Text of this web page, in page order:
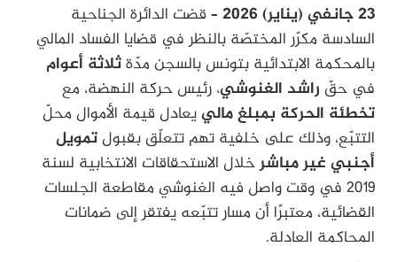
23 جانفي (يناير) 2026 –
قضت الدائرة الجناحية
السادسة مكرّر المختصّة بالنظر في قضايا الفساد المالي
بالمحكمة الابتدائية بتونس بالسجن مدّةثلاثة أعوام
في حقّ راشد الغنوشي، رئيس حركة النهضة، مع
تخطئة الحركة بمبلغ مالييعادل قيمة الأموال محلّ
التتبّع، وذلك على خلفية تهم تتعلّق بقبولتمويل
أجنبي غير مباشرخلال الاستحقاقات الانتخابية لسنة
2019 في وقت واصل فيه الغنوشي مقاطعة الجلسات
القضائية، معتبرًا أن مسار تتبّعه يفتقر إلى ضمانات
المحاكمة العادلة.